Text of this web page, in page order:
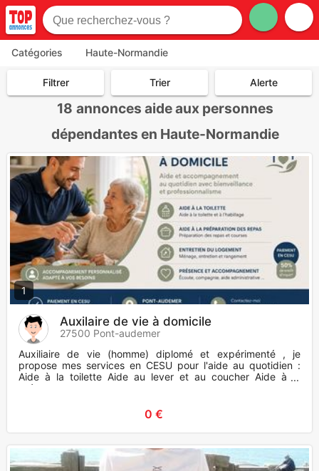
Catégories Haute-Normandie
Filtrer Trier Alerte
18 annonces aide aux personnes
dépendantes en Haute-Normandie
1
Auxilaire de vie à domicile
27500 Pont-audemer
Auxiliaire de vie (homme) diplomé et expérimenté , je
propose mes services en CESU pour l'aide au quotidien :
Aide à la toilette Aide au lever et au coucher Aide à la
prépara
0 €